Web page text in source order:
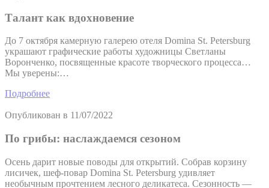
Талант как вдохновение
До 7 октября камерную галерею отеля Domina St. Petersburg
украшают графические работы художницы Светланы
Воронченко, посвященные красоте творческого процесса…
Мы уверены:…
Подробнее
Опубликован в 11/07/2022
По грибы: наслаждаемся сезоном
Осень дарит новые поводы для открытий. Собрав корзину
лисичек, шеф-повар Domina St. Petersburg удивляет
необычным прочтением лесного деликатеса. Сезонность —